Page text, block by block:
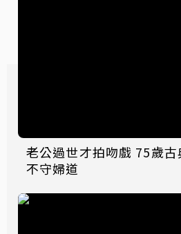
老公過世才拍吻戲 75歲古
不守婦道